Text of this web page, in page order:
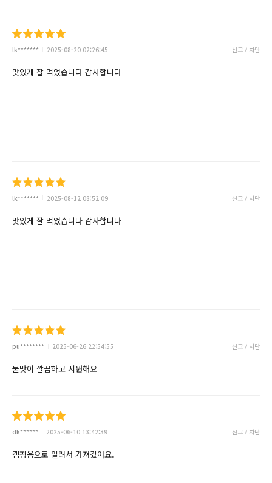
lk******* 2025-08-20 02:26:45 신고 / 차단
맛있게 잘 먹었습니다 감사합니다
lk******* 2025-08-12 08:52:09 신고 / 차단
맛있게 잘 먹었습니다 감사합니다
pu******** 2025-06-26 22:54:55 신고 / 차단
물맛이 깔끔하고 시원해요
dk****** 2025-06-10 13:42:39 신고 / 차단
캠핑용으로 얼려서 가져갔어요.